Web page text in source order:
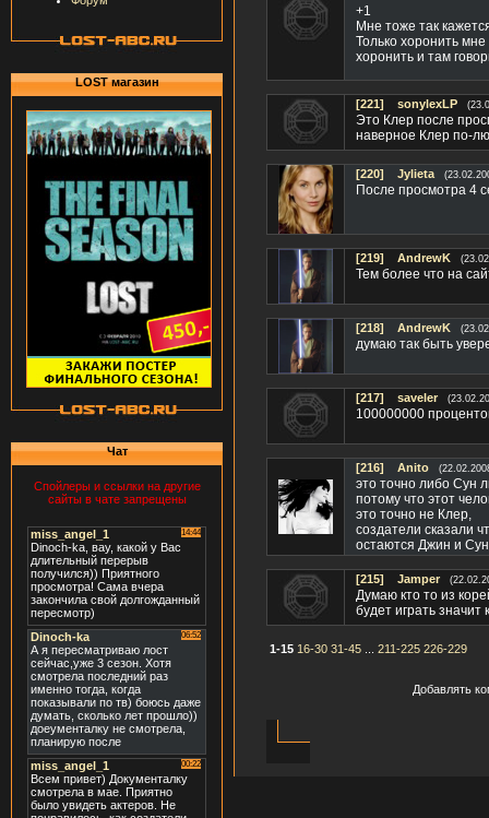
LOST магазин
Чат
Спойлеры и ссылки на другие
сайты в чате запрещены
+1
Мне тоже так
Только хоронить
хоронить и там
[221] sonylexLP
Это Клер после
наверное Клер по-
[220] Jylieta
После просмотра 4
[219] AndrewK
Тем более что на
[218] AndrewK
думаю так быть
[217] saveler
100000000
[216] Anito
это точно либо Сун
потому что этот
это точно не Клер,
создатели сказали
остаются Джин и
[215] Jamper
Думаю кто то из
будет играть значит
1-15 16-30 31-45 211-225 226-229
Добавлять